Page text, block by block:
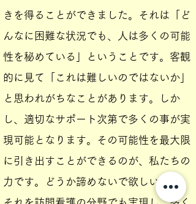
きを得ることができました。それは「ど
んなに困難な状況でも、人は多くの可能
性を秘めている」ということです。客観
的に見て「これは難しいのではないか」
と思われがちなことがあります。しか
し、適切なサポート次第で多くの事が実
現可能となります。その可能性を最大限
に引き出すことができるのが、私たちの
力です。どうか諦めないで欲しいです。